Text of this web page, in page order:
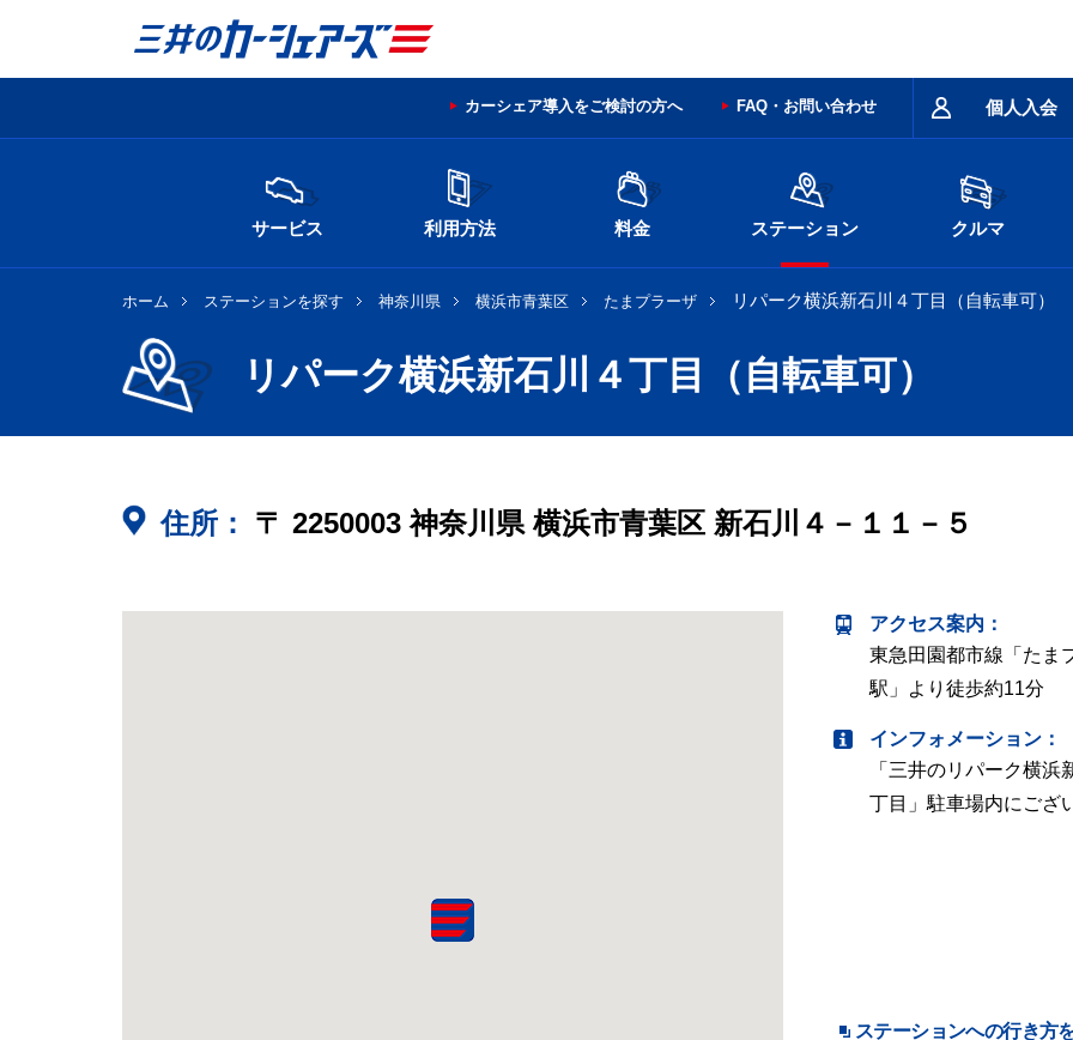
個人入会
カーシェア導入をご検討の方へ FAQ・お問い合わせ
サービス 利用方法 料金 ステーション クルマ
ホーム ステーションを探す 神奈川県 横浜市青葉区 たまプラーザ リパーク横浜新石川４丁目（自転車可）
リパーク横浜新石川４丁目（自転車可）
住所： 〒 2250003 神奈川県 横浜市青葉区 新石川４－１１－５
アクセス案内 ：
東急田園都市線「たま
駅」より徒歩約11分
インフォメーション：
「三井のリパーク横浜
丁目」駐車場内にござ
ステーションへの行き方